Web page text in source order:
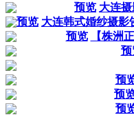
预览 大连
预览 大连韩式婚纱摄影
预览
【株洲
预
预
预
预